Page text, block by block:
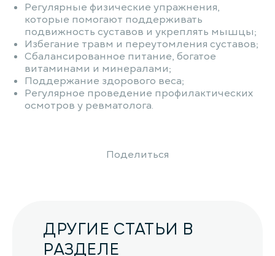
Регулярные физические упражнения,
которые помогают поддерживать
подвижность суставов и укреплять мышцы;
Избегание травм и переутомления суставов;
Сбалансированное питание, богатое
витаминами и минералами;
Поддержание здорового веса;
Регулярное проведение профилактических
осмотров у ревматолога.
Поделиться
ДРУГИЕ СТАТЬИ В
РАЗДЕЛЕ